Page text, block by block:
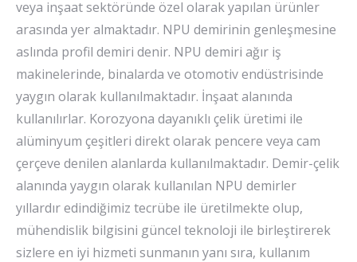
veya inşaat sektöründe özel olarak yapılan ürünler
arasında yer almaktadır. NPU demirinin genleşmesine
aslında profil demiri denir. NPU demiri ağır iş
makinelerinde, binalarda ve otomotiv endüstrisinde
yaygın olarak kullanılmaktadır. İnşaat alanında
kullanılırlar. Korozyona dayanıklı çelik üretimi ile
alüminyum çeşitleri direkt olarak pencere veya cam
çerçeve denilen alanlarda kullanılmaktadır. Demir-çelik
alanında yaygın olarak kullanılan NPU demirler
yıllardır edindiğimiz tecrübe ile üretilmekte olup,
mühendislik bilgisini güncel teknoloji ile birleştirerek
sizlere en iyi hizmeti sunmanın yanı sıra, kullanım